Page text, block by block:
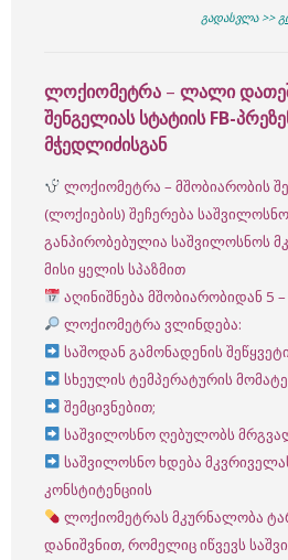
გადასვლა >>
ლოქიომეტრა – ლალი
შენგელიას სტატიის FB-
მჭედლიძისგან
ლოქიომეტრა – მშობიარობის
(ლოქიების) შეჩერება
განპირობებულია საშვილოსნოს
მისი ყელის სპაზმით
აღინიშნება მშობიარობიდან 5
ლოქიომეტრა ვლინდება:
საშოდან გამონადენის
სხეულის ტემპერატურის
შემცივნებით;
საშვილოსნო ღებულობს
საშვილოსნო ხდება
კონსტიტენციის
ლოქიომეტრას მკურნალობა
დანიშვნით, რომელიც იწვევს